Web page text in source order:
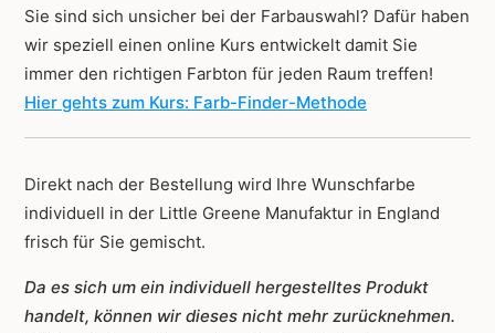
Sie sind sich unsicher bei der Farbauswahl? Dafür haben
wir speziell einen online Kurs entwickelt damit Sie
immer den richtigen Farbton für jeden Raum treffen!
Hier gehts zum Kurs: Farb-Finder-Methode
Direkt nach der Bestellung wird Ihre Wunschfarbe
individuell in der Little Greene Manufaktur in England
frisch für Sie gemischt.
Da es sich um ein individuell hergestelltes Produkt
handelt, können wir dieses nicht mehr zurücknehmen.